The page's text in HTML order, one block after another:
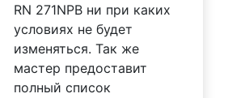
RN 271NPB ни при каких
условиях не будет
изменяться. Так же
мастер предоставит
полный список